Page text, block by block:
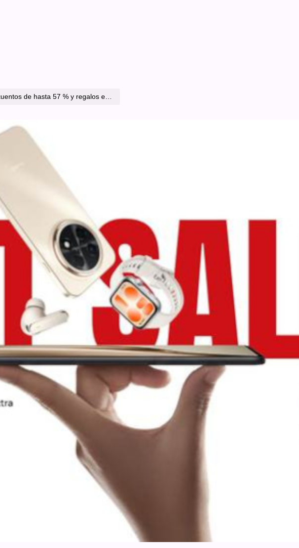
exclusivos en smartphones, wearables, audífonos y tablets